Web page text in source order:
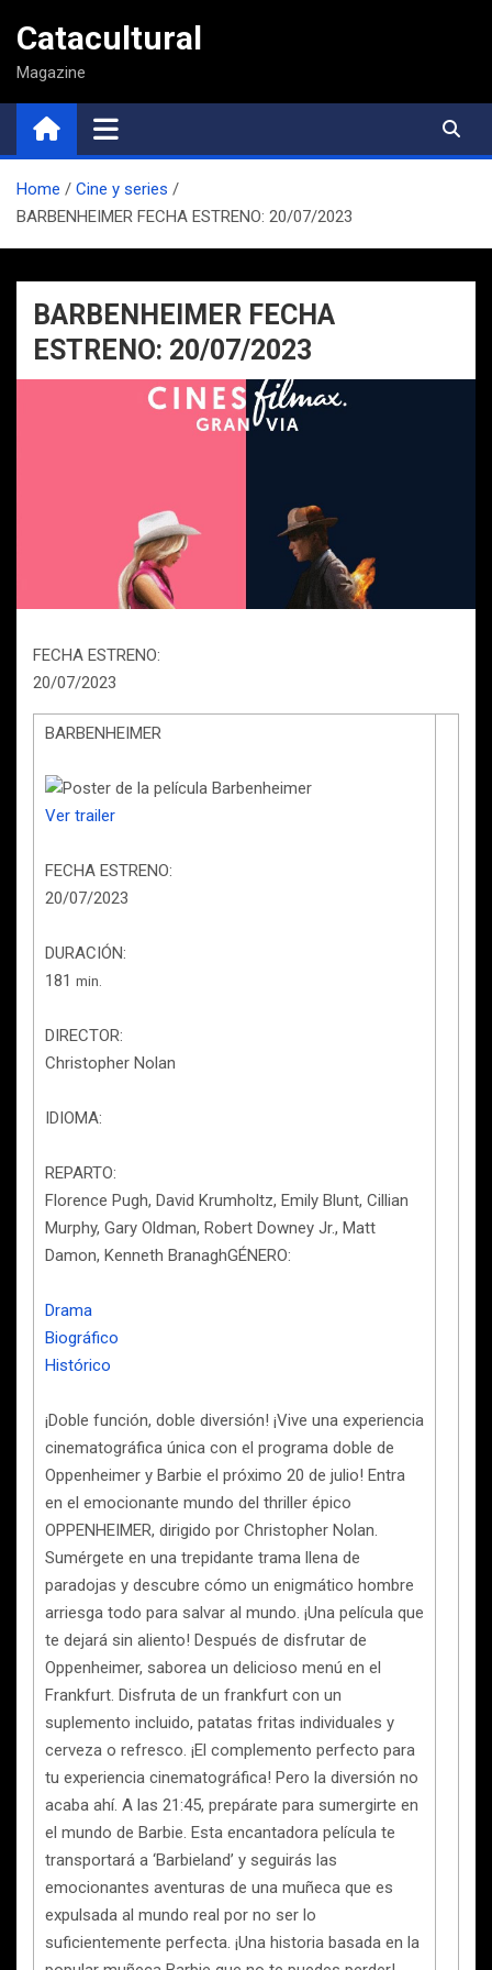
contenido
Catacultural
Magazine
Home
Cine y series
BARBENHEIMER FECHA ESTRENO: 20/07/2023
BARBENHEIMER FECHA
ESTRENO: 20/07/2023
FECHA ESTRENO:
20/07/2023
BARBENHEIMER
Ver trailer
FECHA ESTRENO:
20/07/2023
DURACIÓN:
181 min.
DIRECTOR:
Christopher Nolan
IDIOMA:
REPARTO:
Florence Pugh, David Krumholtz, Emily Blunt, Cillian
Murphy, Gary Oldman, Robert Downey Jr., Matt
Damon, Kenneth BranaghGÉNERO:
Drama
Biográfico
Histórico
¡Doble función, doble diversión! ¡Vive una experiencia
cinematográfica única con el programa doble de
Oppenheimer y Barbie el próximo 20 de julio! Entra
en el emocionante mundo del thriller épico
OPPENHEIMER, dirigido por Christopher Nolan.
Sumérgete en una trepidante trama llena de
paradojas y descubre cómo un enigmático hombre
arriesga todo para salvar al mundo. ¡Una película que
te dejará sin aliento! Después de disfrutar de
Oppenheimer, saborea un delicioso menú en el
Frankfurt. Disfruta de un frankfurt con un
suplemento incluido, patatas fritas individuales y
cerveza o refresco. ¡El complemento perfecto para
tu experiencia cinematográfica! Pero la diversión no
acaba ahí. A las 21:45, prepárate para sumergirte en
el mundo de Barbie. Esta encantadora película te
transportará a ‘Barbieland’ y seguirás las
emocionantes aventuras de una muñeca que es
expulsada al mundo real por no ser lo
suficientemente perfecta. ¡Una historia basada en la